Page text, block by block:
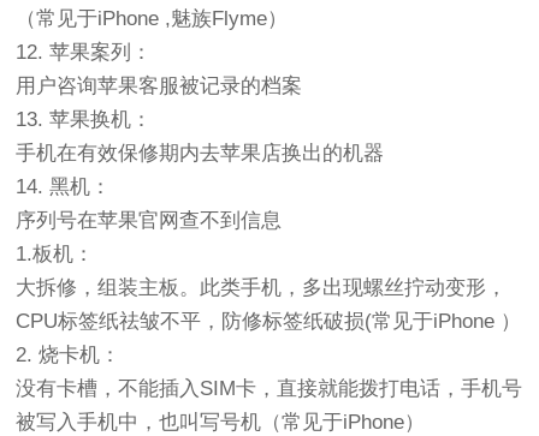
（常见于iPhone ,魅族Flyme）
12. 苹果案列：
用户咨询苹果客服被记录的档案
13. 苹果换机：
手机在有效保修期内去苹果店换出的机器
14. 黑机：
序列号在苹果官网查不到信息
1.板机：
大拆修，组装主板。此类手机，多出现螺丝拧动变形，
CPU标签纸祛皱不平，防修标签纸破损(常见于iPhone ）
2. 烧卡机：
没有卡槽，不能插入SIM卡，直接就能拨打电话，手机号
被写入手机中，也叫写号机（常见于iPhone）